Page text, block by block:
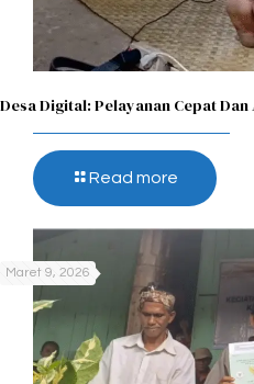
Desa Digital: Pelayanan Cepat
Read more
Maret 9, 2026